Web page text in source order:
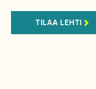
TILAA LEHTI